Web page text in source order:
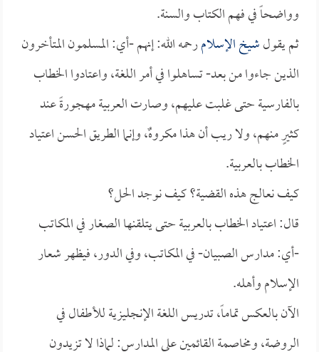
وواضحاً في فهم الكتاب والسنة.
ثم يقولشيخ الإسلامرحمه الله: إنهم -أي: المسلمون المتأخرون
الذين جاءوا من بعد- تساهلوا في أمر اللغة، واعتادوا الخطاب
بالفارسية حتى غلبت عليهم، وصارت العربية مهجورةً عند
كثيرٍ منهم، ولا ريب أن هذا مكروهٌ، وإنما الطريق الحسن اعتياد
الخطاب بالعربية.
كيف نعالج هذه القضية؟ كيف نوجد الحل؟
قال: اعتياد الخطاب بالعربية حتى يتلقنها الصغار في المكاتب
-أي: مدارس الصبيان- في المكاتب، وفي الدور، فيظهر شعار
الإسلام وأهله.
الآن بالعكس تماماً، تدريس اللغة الإنجليزية للأطفال في
الروضة، ومخاصمة القائمين على المدارس: لماذا لا تزيدون